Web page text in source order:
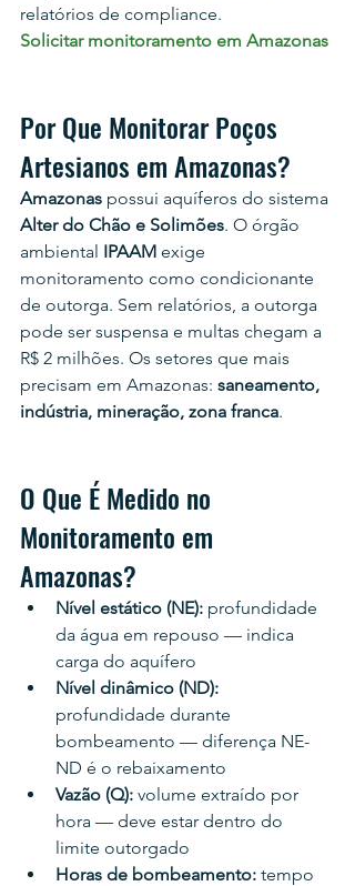
relatórios de compliance.
Solicitar monitoramento em Amazonas
Por Que Monitorar Poços
Artesianos em Amazonas?
Amazonas possui aquíferos do sistema
Alter do Chão e Solimões. O órgão
ambiental IPAAM exige
monitoramento como condicionante
de outorga. Sem relatórios, a outorga
pode ser suspensa e multas chegam a
R$ 2 milhões. Os setores que mais
precisam em Amazonas: saneamento,
indústria, mineração, zona franca.
O Que É Medido no
Monitoramento em
Amazonas?
Nível estático (NE): profundidade
da água em repouso — indica
carga do aquífero
Nível dinâmico (ND):
profundidade durante
bombeamento — diferença NE-
ND é o rebaixamento
Vazão (Q): volume extraído por
hora — deve estar dentro do
limite outorgado
Horas de bombeamento: tempo